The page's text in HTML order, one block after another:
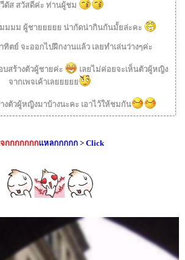
ดัส สวัสดีค่ะ ท่านผู้ชม
มมม ผู้ชายยยยย น่ากัดน่ากินกันมั้ยล่ะคะ
ทิตย์ จะออกไปฝึกงานแล้ว เลยทำเล่นว่างๆค่ะ
สร้างตัวผู้ชายค่ะ
เลยไม่ค่อยจะเห็นตัวผู้หญิง
จากเพจเค้าเลยยยยย
งตัวผู้หญิงมาบ้างนะคะ เอาไว้ให้ชมกัน
กกกกกกกแหลกกกกก > Click